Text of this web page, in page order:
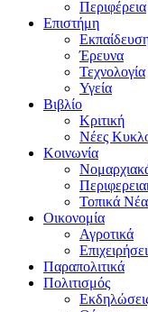
Περιφέρεια
Επιστήμη
Έρευνα
Τεχνολογία
Υγεία
Βιβλίο
Κριτική
Νέες
Κοινωνία
Τοπικά Νέα
Οικονομία
Αγροτικά
Παραπολιτικά
Πολιτισμός